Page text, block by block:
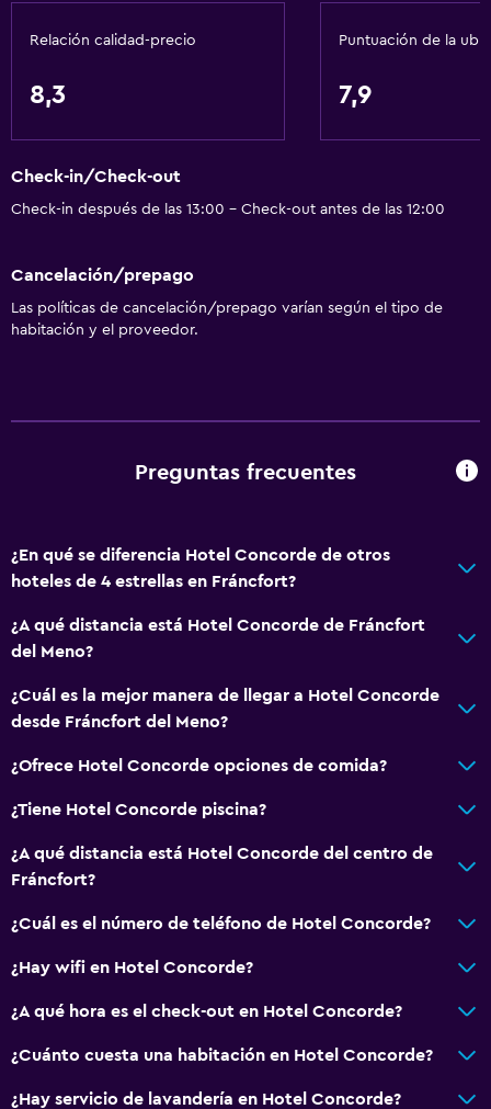
Recepción 24 horas
Wifi disponible en todas las instalaciones
Internet
Extinguidor
Aire acondicionado
Copas
Minibar
Menús para dietas especiales (bajo petición)
Bar de tapas
Bar/lounge
Tetera/cafetera
Cafetera
Relación calidad-precio
8,3
Puntuación de la
7,9
Check-in/Check-out
Check-in después de las 13:00 - Check-out antes de las 12:00
Cancelación/prepago
Las políticas de cancelación/prepago varían según el tipo de
habitación y el proveedor.
Preguntas frecuentes
¿En qué se diferencia Hotel Concorde de otros
hoteles de 4 estrellas en Fráncfort?
¿A qué distancia está Hotel Concorde de Fráncfort
del Meno?
¿Cuál es la mejor manera de llegar a Hotel Concorde
desde Fráncfort del Meno?
¿Ofrece Hotel Concorde opciones de comida?
¿Tiene Hotel Concorde piscina?
¿A qué distancia está Hotel Concorde del centro de
Fráncfort?
¿Cuál es el número de teléfono de Hotel Concorde?
¿Hay wifi en Hotel Concorde?
¿A qué hora es el check-out en Hotel Concorde?
¿Cuánto cuesta una habitación en Hotel Concorde?
¿Hay servicio de lavandería en Hotel Concorde?